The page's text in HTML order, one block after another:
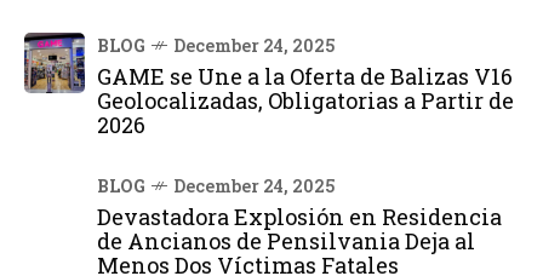
BLOG December 24, 2025
GAME se Une a la Oferta de Balizas V16
Geolocalizadas, Obligatorias a Partir de
2026
BLOG December 24, 2025
Devastadora Explosión en Residencia
de Ancianos de Pensilvania Deja al
Menos Dos Víctimas Fatales